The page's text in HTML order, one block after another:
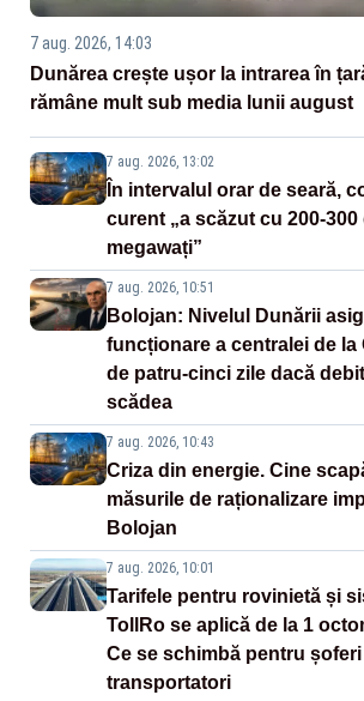
7 aug. 2026, 14:03
Dunărea crește ușor la intrarea în
rămâne mult sub media lunii august
7 aug. 2026, 13:02
În intervalul orar de seară,
curent „a scăzut cu 200-300
megawați”
7 aug. 2026, 10:51
Bolojan: Nivelul Dunării
funcționare a centralei de la
de patru-cinci zile dacă
scădea
7 aug. 2026, 10:43
Criza din energie. Cine
măsurile de raționalizare
Bolojan
7 aug. 2026, 10:01
Tarifele pentru rovinietă și
TollRo se aplică de la 1
Ce se schimbă pentru
transportatori